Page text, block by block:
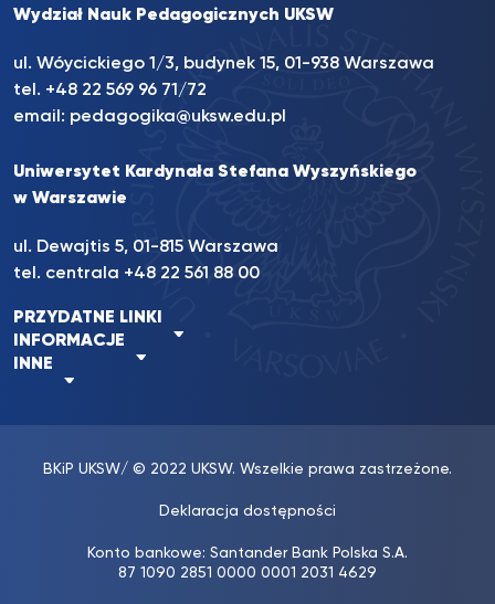
Wydział Nauk Pedagogicznych UKSW
ul. Wóycickiego 1/3, budynek 15, 01-938 Warszawa
tel. +48 22 569 96 71/72
email: pedagogika@uksw.edu.pl
Uniwersytet Kardynała Stefana Wyszyńskiego
w Warszawie
ul. Dewajtis 5, 01-815 Warszawa
tel. centrala +48 22 561 88 00
PRZYDATNE LINKI
INFORMACJE
INNE
BKiP UKSW/ © 2022 UKSW. Wszelkie prawa zastrzeżone.
Deklaracja dostępności
Konto bankowe: Santander Bank Polska S.A.
87 1090 2851 0000 0001 2031 4629